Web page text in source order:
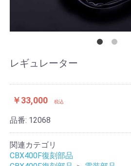
レギュレーター
￥33,000 税込
品番: 12068
関連カテゴリ
CBX400F復刻部品